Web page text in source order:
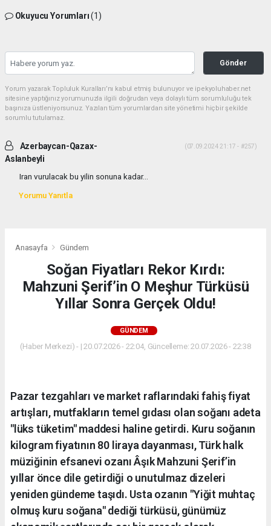
Okuyucu Yorumları(1)
Gönder
Yorum yazarak Topluluk Kuralları’nı kabul etmiş bulunuyor ve ipekyoluhaber.net
sitesine yaptığınız yorumunuzla ilgili doğrudan veya dolaylı tüm sorumluluğu tek
başınıza üstleniyorsunuz. Yazılan tüm yorumlardan site yönetimi hiçbir şekilde
sorumlu tutulamaz.
Azerbaycan-Qazax-
Aslanbeyli
(07.09.2024 21:17 - #257)
Iran vurulacak bu yilin sonuna kadar...
Yorumu Yanıtla
Anasayfa Gündem
Soğan Fiyatları Rekor Kırdı:
Mahzuni Şerif’in O Meşhur Türküsü
Yıllar Sonra Gerçek Oldu!
GÜNDEM
(Haber Merkezi) - | 20.07.2026 - 22:04, Güncelleme: 20.07.2026 - 22:38
Pazar tezgahları ve market raflarındaki fahiş fiyat
artışları, mutfakların temel gıdası olan soğanı adeta
"lüks tüketim" maddesi haline getirdi. Kuru soğanın
kilogram fiyatının 80 liraya dayanması, Türk halk
müziğinin efsanevi ozanı Âşık Mahzuni Şerif’in
yıllar önce dile getirdiği o unutulmaz dizeleri
yeniden gündeme taşıdı. Usta ozanın "Yiğit muhtaç
olmuş kuru soğana" dediği türküsü, günümüz